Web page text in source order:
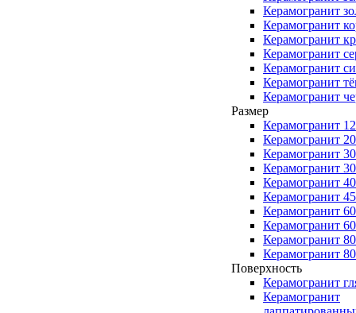
Керамогранит
Керамогранит
Керамогранит
Керамогранит
Керамогранит
Керамогранит
Керамогранит
Размер
Керамогранит
Керамогранит
Керамогранит
Керамогранит
Керамогранит
Керамогранит
Керамогранит
Керамогранит
Керамогранит
Керамогранит
Поверхность
Керамогранит
Керамогранит